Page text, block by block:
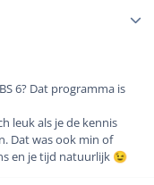
6? Dat programma is
leuk als je de kennis
Dat was ook min of
en je tijd natuurlijk 😉